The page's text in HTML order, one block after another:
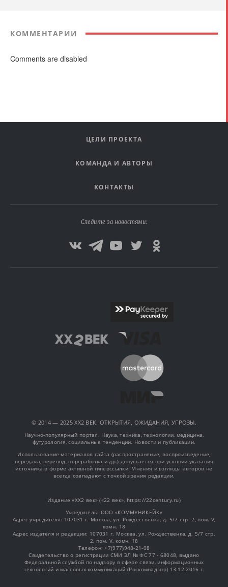
КОММЕНТАРИИ
Comments are disabled
ЦЕЛИ ПРОЕКТА
КОМАНДА И АВТОРЫ
КОНТАКТЫ
Следите за новостями:
© 2014 — 2025 XX2 ВЕК. ОТКРЫТИЯ, ОЖИДАНИЯ, УГРОЗЫ.
Научно-популярный портал. Наука, техника, технологии, медицина,
футурология, социальные тенденции. Новости и публикации.
Использование материалов сайта (распространение, воспроизведение,
передача, перевод, переработка и др.) допускается при условии указания
источника в форме активной гиперссылки. Мнения и взгляды авторов не
всегда совпадают с точкой зрения редакции.
Издание «XX2 век» («22 век», https://22century.ru)
Учредитель: OOO «КОММУНИКЕЙК»
Адрес учредителя: 107031 г. Москва, ул. Рождественка, д. 5/7 стр. 2, пом. V,
комн. 18
Адрес издателя и редакции: 107031 г. Москва, ул. Рождественка, д. 5/7 стр.
2, пом. V, комн. 18
Телефон: +7(977)948-21-08
Свидетельство о регистрации СМИ ЭЛ № ФС 77 - 68048, выдано
Федеральной службой по надзору в сфере связи, информационных
технологий и массовых коммуникаций (Роскомнадзор) 13.12.2016 г.